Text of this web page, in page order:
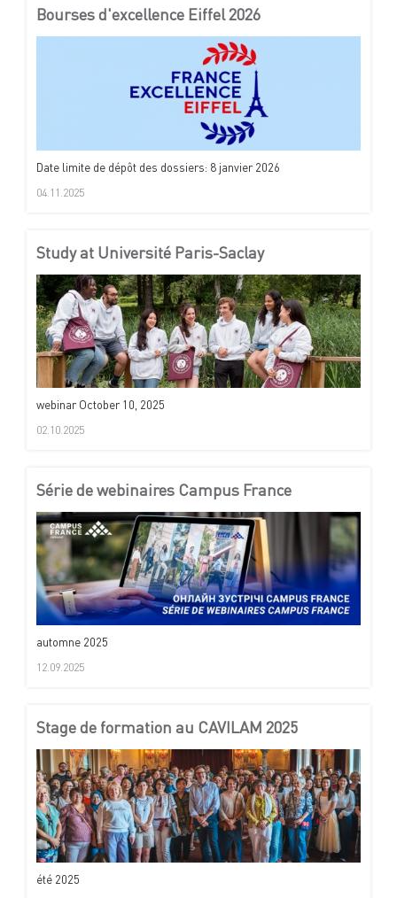
Bourses d'excellence Eiffel 2026
Date limite de dépôt des dossiers: 8 janvier 2026
04.11.2025
Study at Université Paris-Saclay
webinar October 10, 2025
02.10.2025
Série de webinaires Campus France
automne 2025
12.09.2025
Stage de formation au CAVILAM 2025
été 2025